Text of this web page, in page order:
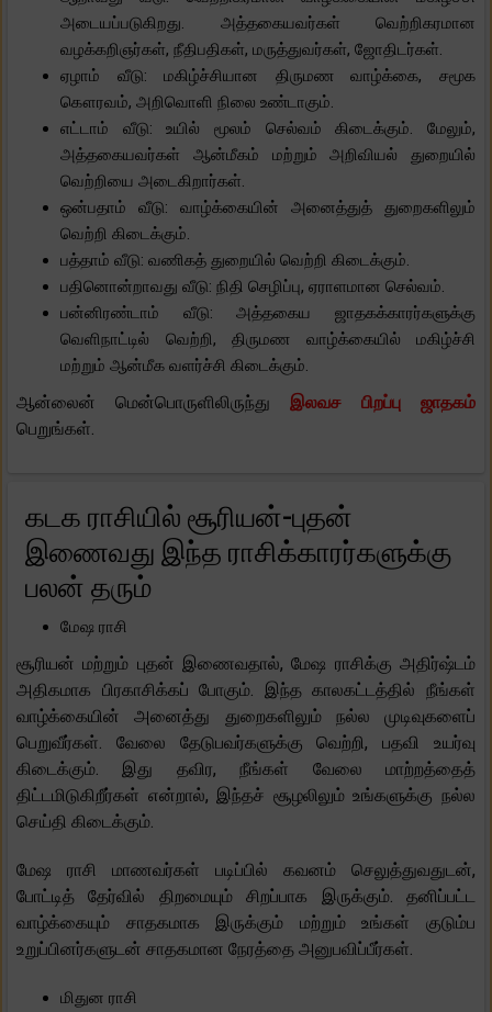
அடையப்படுகிறது. அத்தகையவர்கள் வெற்றிகரமான
வழக்கறிஞர்கள், நீதிபதிகள், மருத்துவர்கள், ஜோதிடர்கள்.
ஏழாம் வீடு: மகிழ்ச்சியான திருமண வாழ்க்கை, சமூக
கௌரவம், அறிவொளி நிலை உண்டாகும்.
எட்டாம் வீடு: உயில் மூலம் செல்வம் கிடைக்கும். மேலும்,
அத்தகையவர்கள் ஆன்மீகம் மற்றும் அறிவியல் துறையில்
வெற்றியை அடைகிறார்கள்.
ஒன்பதாம் வீடு: வாழ்க்கையின் அனைத்துத் துறைகளிலும்
வெற்றி கிடைக்கும்.
பத்தாம் வீடு: வணிகத் துறையில் வெற்றி கிடைக்கும்.
பதினொன்றாவது வீடு: நிதி செழிப்பு, ஏராளமான செல்வம்.
பன்னிரண்டாம் வீடு: அத்தகைய ஜாதகக்காரர்களுக்கு
வெளிநாட்டில் வெற்றி, திருமண வாழ்க்கையில் மகிழ்ச்சி
மற்றும் ஆன்மீக வளர்ச்சி கிடைக்கும்.
ஆன்லைன் மென்பொருளிலிருந்து இலவச பிறப்பு ஜாதகம்
பெறுங்கள்.
கடக ராசியில் சூரியன்-புதன்
இணைவது இந்த ராசிக்காரர்களுக்கு
பலன் தரும்
மேஷ ராசி
சூரியன் மற்றும் புதன் இணைவதால், மேஷ ராசிக்கு அதிர்ஷ்டம்
அதிகமாக பிரகாசிக்கப் போகும். இந்த காலகட்டத்தில் நீங்கள்
வாழ்க்கையின் அனைத்து துறைகளிலும் நல்ல முடிவுகளைப்
பெறுவீர்கள். வேலை தேடுபவர்களுக்கு வெற்றி, பதவி உயர்வு
கிடைக்கும். இது தவிர, நீங்கள் வேலை மாற்றத்தைத்
திட்டமிடுகிறீர்கள் என்றால், இந்தச் சூழலிலும் உங்களுக்கு நல்ல
செய்தி கிடைக்கும்.
மேஷ ராசி மாணவர்கள் படிப்பில் கவனம் செலுத்துவதுடன்,
போட்டித் தேர்வில் திறமையும் சிறப்பாக இருக்கும். தனிப்பட்ட
வாழ்க்கையும் சாதகமாக இருக்கும் மற்றும் உங்கள் குடும்ப
உறுப்பினர்களுடன் சாதகமான நேரத்தை அனுபவிப்பீர்கள்.
மிதுன ராசி